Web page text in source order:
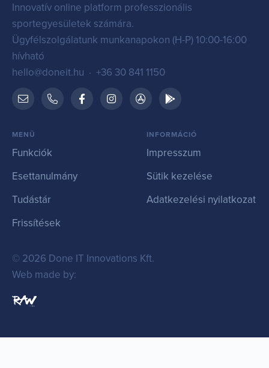
Innovatív online platform professzionális
sportegyesületek számára.
Ügyfélszolgálatunk munkanapokon (H-P) 10:00-16:00
hívható
hello@doneit.hu · +36 30 841 1150
MENÜ
Funkciók
Esettanulmány
Tudástár
Frissítések
INFORMÁCIÓ
Impresszum
Sütik kezelése
Adatkezelési nyilatkozat
© 2026 Done IT Innovations Kft.
Web made by: